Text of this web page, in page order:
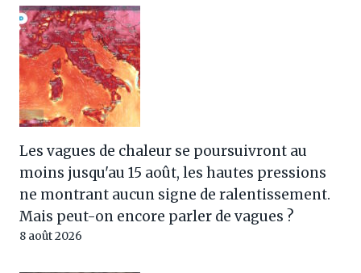
Les vagues de chaleur se poursuivront au
moins jusqu'au 15 août, les hautes pressions
ne montrant aucun signe de ralentissement.
Mais peut-on encore parler de vagues ?
8 août 2026